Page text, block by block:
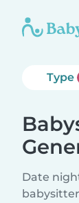
Type
Date